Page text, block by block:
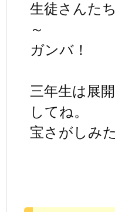
生徒さんた
～
ガンバ！
三年生は展
してね。
宝さがしみ